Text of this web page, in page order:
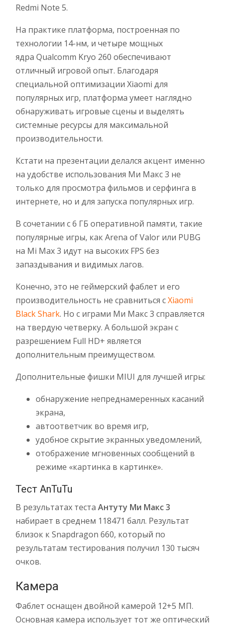
Redmi Note 5.
На практике платформа, построенная по
технологии 14-нм, и четыре мощных
ядра Qualcomm Kryo 260 обеспечивают
отличный игровой опыт. Благодаря
специальной оптимизации Xiaomi для
популярных игр, платформа умеет наглядно
обнаруживать игровые сцены и выделять
системные ресурсы для максимальной
производительности.
Кстати на презентации делался акцент именно
на удобстве использования Ми Макс 3 не
только для просмотра фильмов и серфинга в
интернете, но и для запуска популярных игр.
В сочетании с 6 ГБ оперативной памяти, такие
популярные игры, как Arena of Valor или PUBG
на Mi Max 3 идут на высоких FPS без
запаздывания и видимых лагов.
Конечно, это не геймерский фаблет и его
производительность не сравниться сXiaomi
Black Shark. Но с играми Ми Макс 3 справляется
на твердую четверку. А большой экран с
разрешением Full HD+ является
дополнительным преимуществом.
Дополнительные фишки MIUI для лучшей игры:
обнаружение непреднамеренных касаний
экрана,
автоответчик во время игр,
удобное скрытие экранных уведомлений,
отображение мгновенных сообщений в
режиме «картинка в картинке».
Тест AnTuTu
В результатах теста Антуту Ми Макс 3
набирает в среднем 118471 балл. Результат
близок к Snapdragon 660, который по
результатам тестирования получил 130 тысяч
очков.
Камера
Фаблет оснащен двойной камерой 12+5 МП.
Основная камера использует тот же оптический